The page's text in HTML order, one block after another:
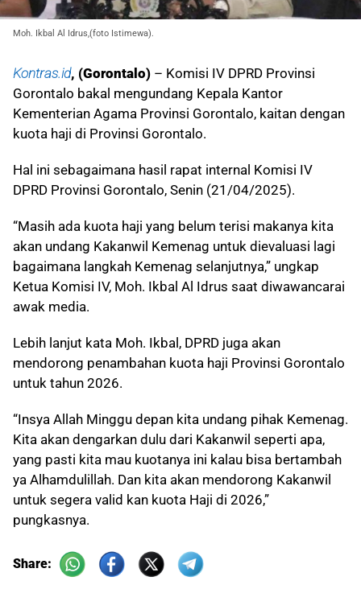
Moh. Ikbal Al Idrus,(foto Istimewa).
Kontras.id, (Gorontalo) – Komisi IV DPRD Provinsi
Gorontalo bakal mengundang Kepala Kantor
Kementerian Agama Provinsi Gorontalo, kaitan dengan
kuota haji di Provinsi Gorontalo.
Hal ini sebagaimana hasil rapat internal Komisi IV
DPRD Provinsi Gorontalo, Senin (21/04/2025).
“Masih ada kuota haji yang belum terisi makanya kita
akan undang Kakanwil Kemenag untuk dievaluasi lagi
bagaimana langkah Kemenag selanjutnya,” ungkap
Ketua Komisi IV, Moh. Ikbal Al Idrus saat diwawancarai
awak media.
Lebih lanjut kata Moh. Ikbal, DPRD juga akan
mendorong penambahan kuota haji Provinsi Gorontalo
untuk tahun 2026.
“Insya Allah Minggu depan kita undang pihak Kemenag.
Kita akan dengarkan dulu dari Kakanwil seperti apa,
yang pasti kita mau kuotanya ini kalau bisa bertambah
ya Alhamdulillah. Dan kita akan mendorong Kakanwil
untuk segera valid kan kuota Haji di 2026,”
pungkasnya.
Share: